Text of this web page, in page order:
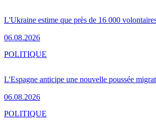
L'Ukraine estime que près de 16 000
06.08.2026
L'Espagne anticipe une nouvelle poussée
06.08.2026
POLITIQUE
POLITIQUE